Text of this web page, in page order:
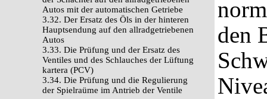
Autos mit der automatischen Getriebe
3.32. Der Ersatz des Öls in der hinteren
Hauptsendung auf den allradgetriebenen
Autos
3.33. Die Prüfung und der Ersatz des
Ventiles und des Schlauches der Lüftung
kartera (PCV)
3.34. Die Prüfung und die Regulierung
der Spielraüme im Antrieb der Ventile
den